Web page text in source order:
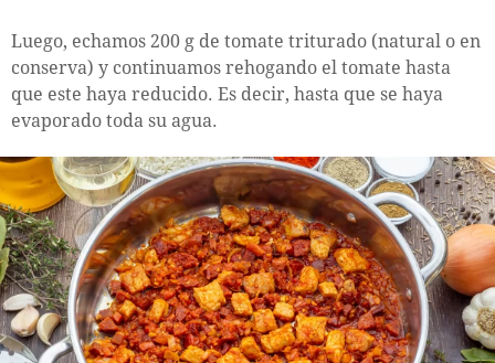
Luego, echamos 200 g de tomate triturado (natural o en
conserva) y continuamos rehogando el tomate hasta
que este haya reducido. Es decir, hasta que se haya
evaporado toda su agua.